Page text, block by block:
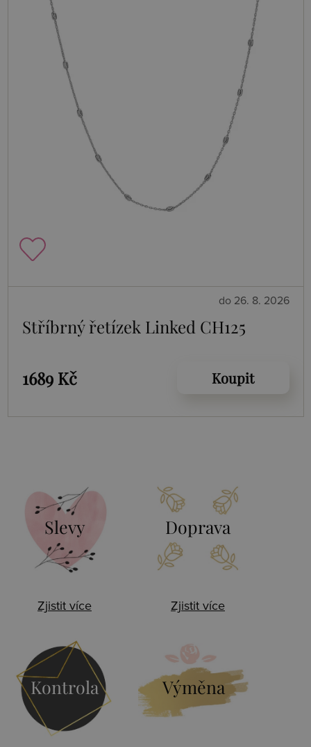
do 26. 8. 2026
Stříbrný řetízek Linked CH125
1689 Kč Koupit
Slevy
Zjistit více
Doprava
Zjistit více
Kontrola Výměna